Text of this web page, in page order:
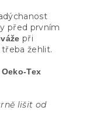
před prvním
při
žehlit.
Oeko-Tex
lišit od